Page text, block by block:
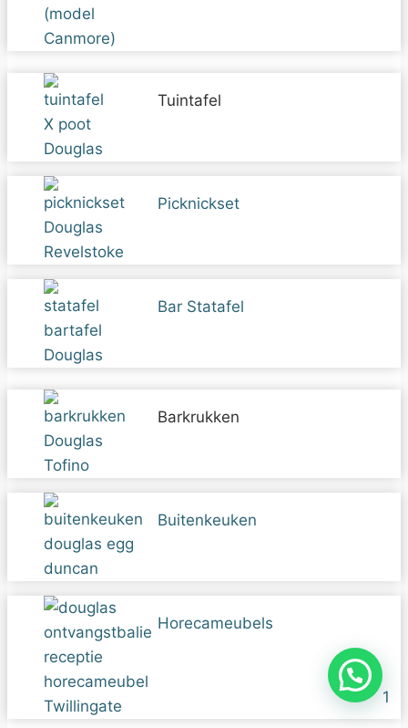
1
Tuintafel
Picknickset
Bar Statafel
Barkrukken
Buitenkeuken
Horecameubels